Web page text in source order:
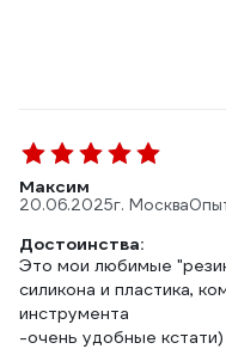
Максим
20.06.2025г. Москва
Достоинства:
Это мои любимые
силикона и пластика,
инструмента
-очень удобные кстати)